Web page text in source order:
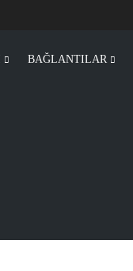
BAĞLANTILAR